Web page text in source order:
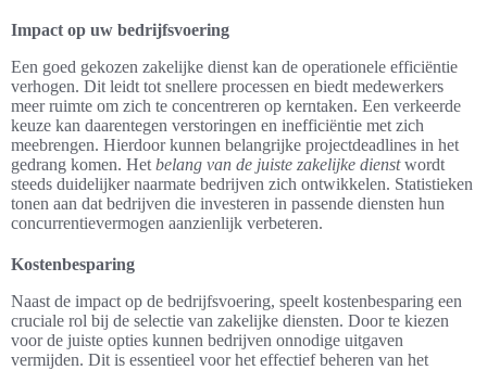
Impact op uw bedrijfsvoering
Een goed gekozen zakelijke dienst kan de operationele efficiëntie
verhogen. Dit leidt tot snellere processen en biedt medewerkers
meer ruimte om zich te concentreren op kerntaken. Een verkeerde
keuze kan daarentegen verstoringen en inefficiëntie met zich
meebrengen. Hierdoor kunnen belangrijke projectdeadlines in het
gedrang komen. Het belang van de juiste zakelijke dienstwordt
steeds duidelijker naarmate bedrijven zich ontwikkelen. Statistieken
tonen aan dat bedrijven die investeren in passende diensten hun
concurrentievermogen aanzienlijk verbeteren.
Kostenbesparing
Naast de impact op de bedrijfsvoering, speelt kostenbesparing een
cruciale rol bij de selectie van zakelijke diensten. Door te kiezen
voor de juiste opties kunnen bedrijven onnodige uitgaven
vermijden. Dit is essentieel voor het effectief beheren van het